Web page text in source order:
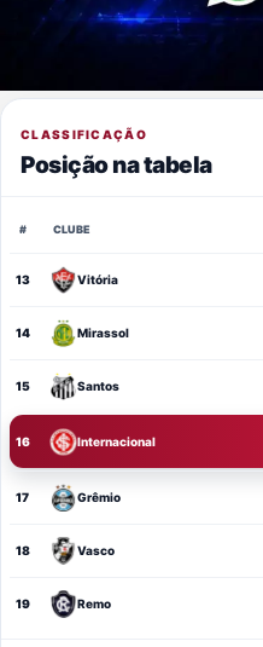
CLASSIFICAÇÃO
Posição na tabela
# CLUBE
13 Vitória
14 Mirassol
15 Santos
16 Internacional
17 Grêmio
18 Vasco
19 Remo